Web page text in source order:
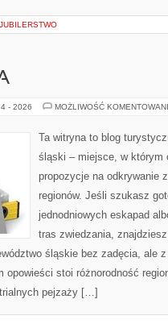
- 2026 MOŻLIWOŚĆ
Ta witryna to blog
śląski – miejsce, w którym
propozycje na odkrywanie
regionów. Jeśli szukasz
jednodniowych eskapad
tras zwiedzania,
śląskie bez zadęcia, ale
opowieści stoi różnorodność
pejzaży […]